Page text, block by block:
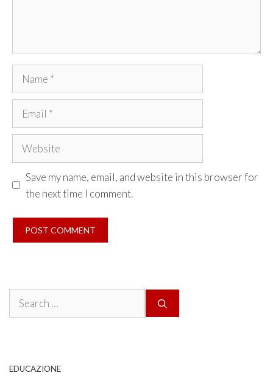
Name
Email
Website
Save my name, email, and website in this browser for
the next time I comment.
Search
EDUCAZIONE